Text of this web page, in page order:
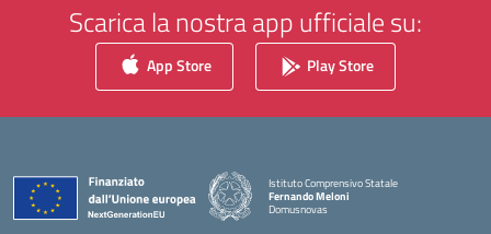
Scarica la nostra app ufficiale su:
App Store Play Store
Istituto Comprensivo Statale
Fernando Meloni
Domusnovas